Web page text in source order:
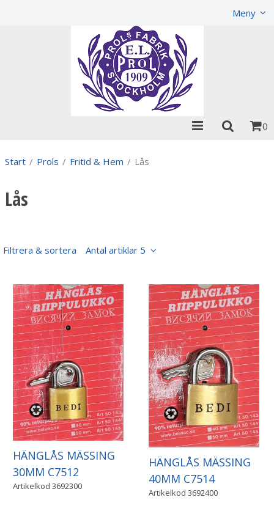
Meny
0
Start / Prols / Fritid & Hem / Lås
Lås
Filtrera & sortera Antal artiklar 5
HÄNGLÅS MÄSSING
30MM C7512
Artikelkod 3692300
HÄNGLÅS MÄSSING
40MM C7514
Artikelkod 3692400